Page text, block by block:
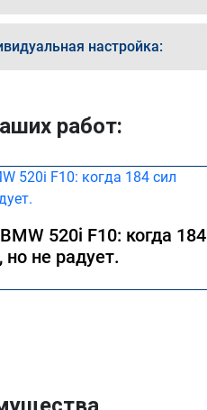
настройка:
работ:
520i F10: когда 184
но не радует.